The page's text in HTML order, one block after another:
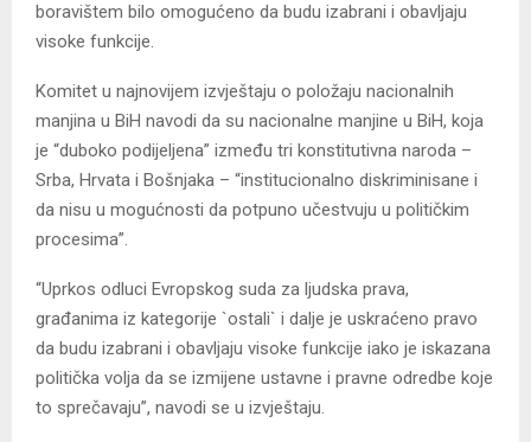
boravištem bilo omogućeno da budu izabrani i obavljaju
visoke funkcije.
Komitet u najnovijem izvještaju o položaju nacionalnih
manjina u BiH navodi da su nacionalne manjine u BiH, koja
je “duboko podijeljena” između tri konstitutivna naroda –
Srba, Hrvata i Bošnjaka – “institucionalno diskriminisane i
da nisu u mogućnosti da potpuno učestvuju u političkim
procesima”.
“Uprkos odluci Evropskog suda za ljudska prava,
građanima iz kategorije `ostali` i dalje je uskraćeno pravo
da budu izabrani i obavljaju visoke funkcije iako je iskazana
politička volja da se izmijene ustavne i pravne odredbe koje
to sprečavaju”, navodi se u izvještaju.